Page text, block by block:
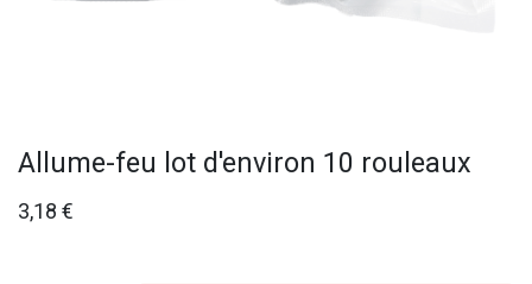
Allume-feu lot d'environ 10 rouleaux
3,18 €